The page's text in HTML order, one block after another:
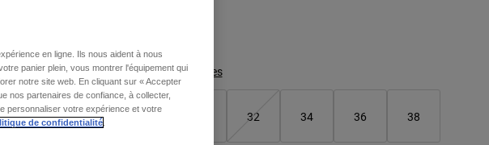
Tableau des tailles
28 32 34 36 38
en ligne. Ils nous aident à nous
panier plein, vous montrer l'équipement qui
notre site web. En cliquant sur « Accepter
nos partenaires de confiance, à collecter,
personnaliser votre expérience et votre
de confidentialité.